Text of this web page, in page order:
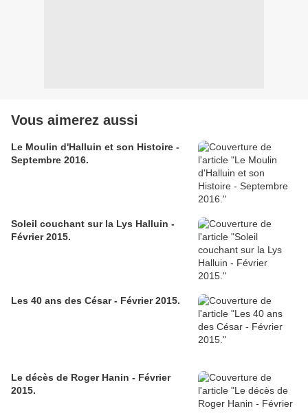
Vous aimerez aussi
Le Moulin d'Halluin et son Histoire -
Septembre 2016.
Soleil couchant sur la Lys Halluin -
Février 2015.
Les 40 ans des César - Février 2015.
Le décès de Roger Hanin - Février
2015.